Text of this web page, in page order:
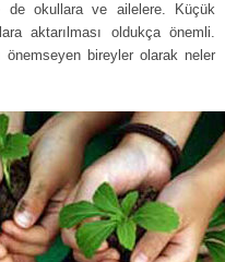
de okullara ve ailelere. Küçük
aktarılması oldukça önemli.
önemseyen bireyler olarak neler